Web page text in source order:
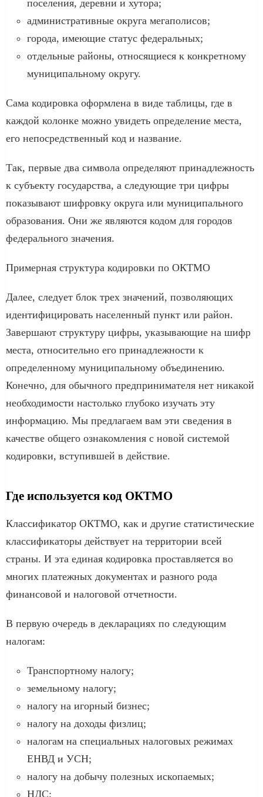
поселения, деревни и хутора;
административные округа мегаполисов;
города, имеющие статус федеральных;
отдельные районы, относящиеся к конкретному
муниципальному округу.
Сама кодировка оформлена в виде таблицы, где в
каждой колонке можно увидеть определение места,
его непосредственный код и название.
Так, первые два символа определяют принадлежность
к субъекту государства, а следующие три цифры
показывают шифровку округа или муниципального
образования. Они же являются кодом для городов
федерального значения.
Примерная структура кодировки по ОКТМО
Далее, следует блок трех значений, позволяющих
идентифицировать населенный пункт или район.
Завершают структуру цифры, указывающие на шифр
места, относительно его принадлежности к
определенному муниципальному объединению.
Конечно, для обычного предпринимателя нет никакой
необходимости настолько глубоко изучать эту
информацию. Мы предлагаем вам эти сведения в
качестве общего ознакомления с новой системой
кодировки, вступившей в действие.
Где используется код ОКТМО
Классификатор ОКТМО, как и другие статистические
классификаторы действует на территории всей
страны. И эта единая кодировка проставляется во
многих платежных документах и разного рода
финансовой и налоговой отчетности.
В первую очередь в декларациях по следующим
налогам:
Транспортному налогу;
земельному налогу;
налогу на игорный бизнес;
налогу на доходы физлиц;
налогам на специальных налоговых режимах
ЕНВД и УСН;
налогу на добычу полезных ископаемых;
НДС;